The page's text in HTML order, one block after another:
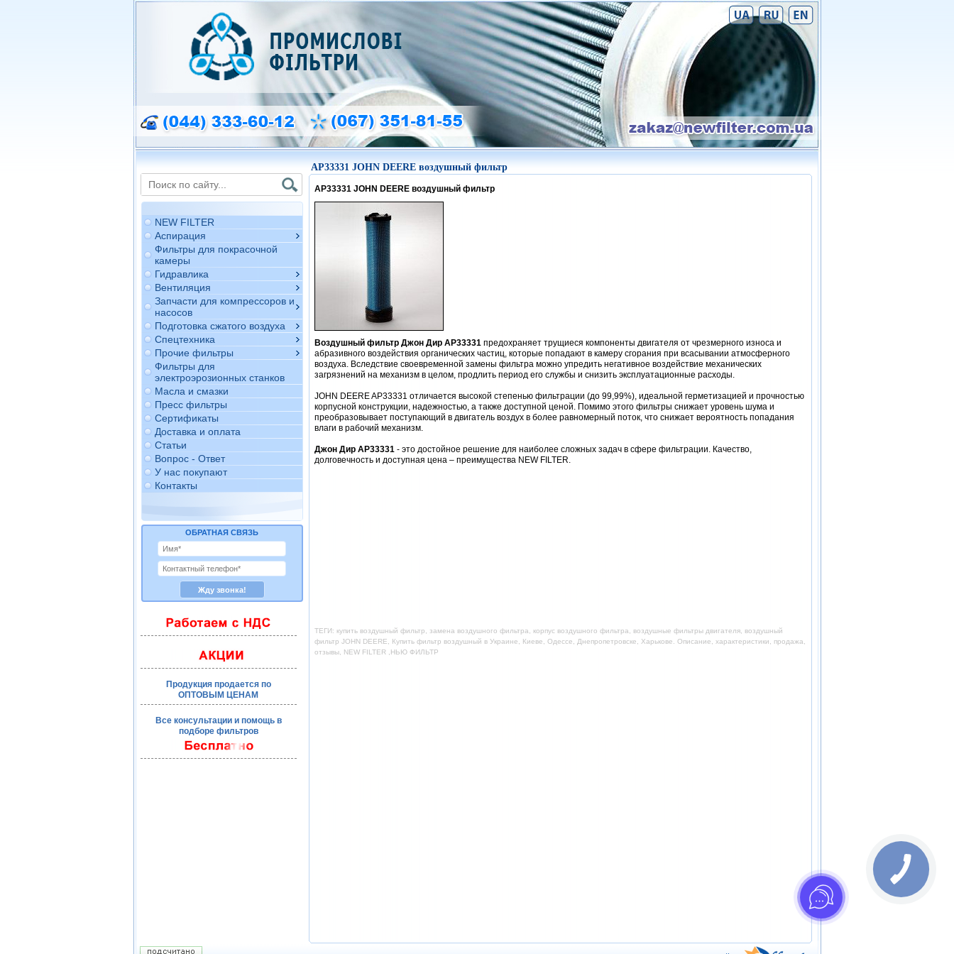
NEW FILTER
Аспирация
Фильтры для покрасочной
камеры
Гидравлика
Вентиляция
Запчасти для компрессоров и
насосов
Подготовка сжатого воздуха
Спецтехника
Прочие фильтры
Фильтры для
электроэрозионных станков
Масла и смазки
Пресс фильтры
Сертификаты
Доставка и оплата
Статьи
Вопрос - Ответ
У нас покупают
Контакты
ОБРАТНАЯ СВЯЗЬ
Продукция продается по
ОПТОВЫМ ЦЕНАМ
Все консультации и помощь в
подборе фильтров
AP33331 JOHN DEERE воздушный фильтр
AP33331 JOHN DEERE воздушный фильтр
Воздушный фильтр Джон Дир AP33331 предохраняет трущиеся компоненты двигателя от чрезмерного износа и
абразивного воздействия органических частиц, которые попадают в камеру сгорания при всасывании атмосферного
воздуха. Вследствие своевременной замены фильтра можно упредить негативное воздействие механических
загрязнений на механизм в целом, продлить период его службы и снизить эксплуатационные расходы.
JOHN DEERE AP33331 отличается высокой степенью фильтрации (до 99,99%), идеальной герметизацией и прочностью
корпусной конструкции, надежностью, а также доступной ценой. Помимо этого фильтры снижает уровень шума и
преобразовывает поступающий в двигатель воздух в более равномерный поток, что снижает вероятность попадания
влаги в рабочий механизм.
Джон Дир AP33331 - это достойное решение для наиболее сложных задач в сфере фильтрации. Качество,
долговечность и доступная цена – преимущества NEW FILTER.
ТЕГИ: купить воздушный фильтр, замена воздушного фильтра, корпус воздушного фильтра, воздушные фильтры двигателя, воздушный
фильтр JOHN DEERE, Купить фильтр воздушный в Украине, Киеве, Одессе, Днепропетровске, Харькове. Описание, характеристики, продажа,
отзывы, NEW FILTER ,НЬЮ ФИЛЬТР